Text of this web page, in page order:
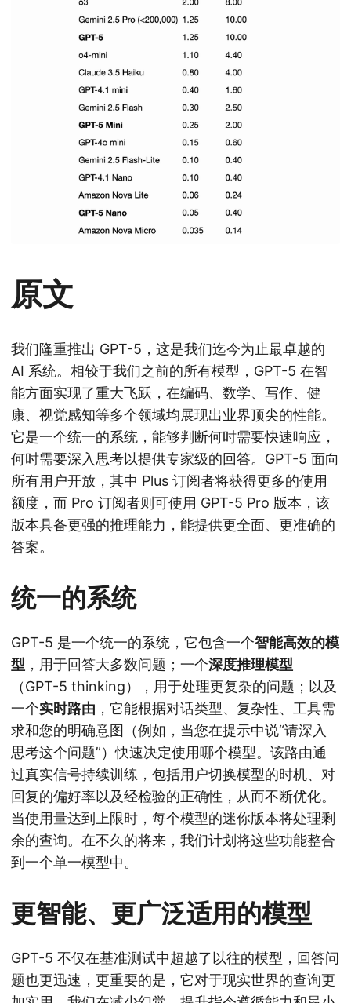
原文
我们隆重推出 GPT-5，这是我们迄今为止最卓越的
AI 系统。相较于我们之前的所有模型，GPT-5 在智
能方面实现了重大飞跃，在编码、数学、写作、健
康、视觉感知等多个领域均展现出业界顶尖的性能。
它是一个统一的系统，能够判断何时需要快速响应，
何时需要深入思考以提供专家级的回答。GPT-5 面向
所有用户开放，其中 Plus 订阅者将获得更多的使用
额度，而 Pro 订阅者则可使用 GPT-5 Pro 版本，该
版本具备更强的推理能力，能提供更全面、更准确的
答案。
统一的系统
GPT-5 是一个统一的系统，它包含一个智能高效的模
型 ，用于回答大多数问题；一个深度推理模型
（GPT-5 thinking），用于处理更复杂的问题；以及
一个实时路由 ，它能根据对话类型、复杂性、工具需
求和您的明确意图（例如，当您在提示中说“请深入
思考这个问题”）快速决定使用哪个模型。该路由通
过真实信号持续训练，包括用户切换模型的时机、对
回复的偏好率以及经检验的正确性，从而不断优化。
当使用量达到上限时，每个模型的迷你版本将处理剩
余的查询。在不久的将来，我们计划将这些功能整合
到一个单一模型中。
更智能、更广泛适用的模型
GPT-5 不仅在基准测试中超越了以往的模型，回答问
题也更迅速，更重要的是，它对于现实世界的查询更